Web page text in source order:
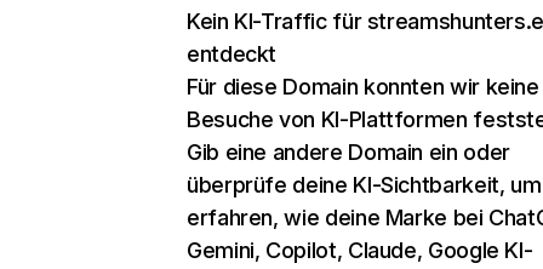
Kein KI-Traffic für
entdeckt
Für diese Domain konnten wir keine
Besuche von KI-Plattformen
Gib eine andere Domain ein oder
überprüfe deine KI-Sichtbarkeit,
erfahren, wie deine Marke bei
Gemini, Copilot, Claude, Google KI-